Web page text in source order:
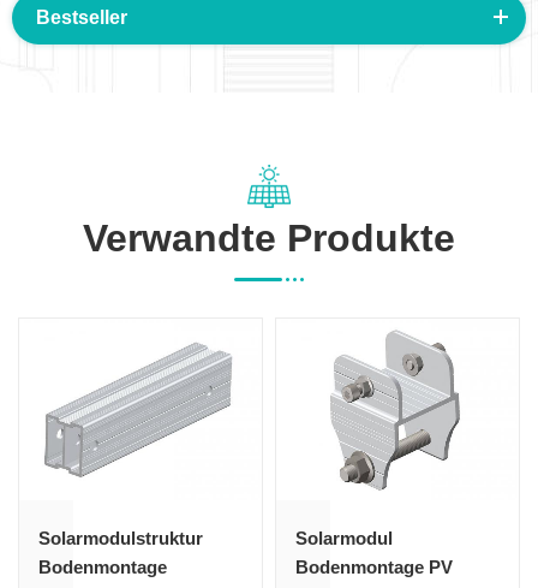
Bestseller
Verwandte Produkte
Solarmodulstruktur
Bodenmontage
Solarmodul
Bodenmontage PV